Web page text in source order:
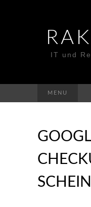
IT und
MENU